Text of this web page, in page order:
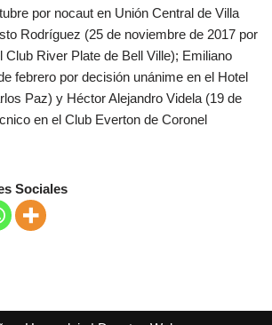
por nocaut en Unión Central de Villa
Rodríguez (25 de noviembre de 2017 por
Club River Plate de Bell Ville); Emiliano
febrero por decisión unánime en el Hotel
Paz) y Héctor Alejandro Videla (19 de
en el Club Everton de Coronel
Sociales